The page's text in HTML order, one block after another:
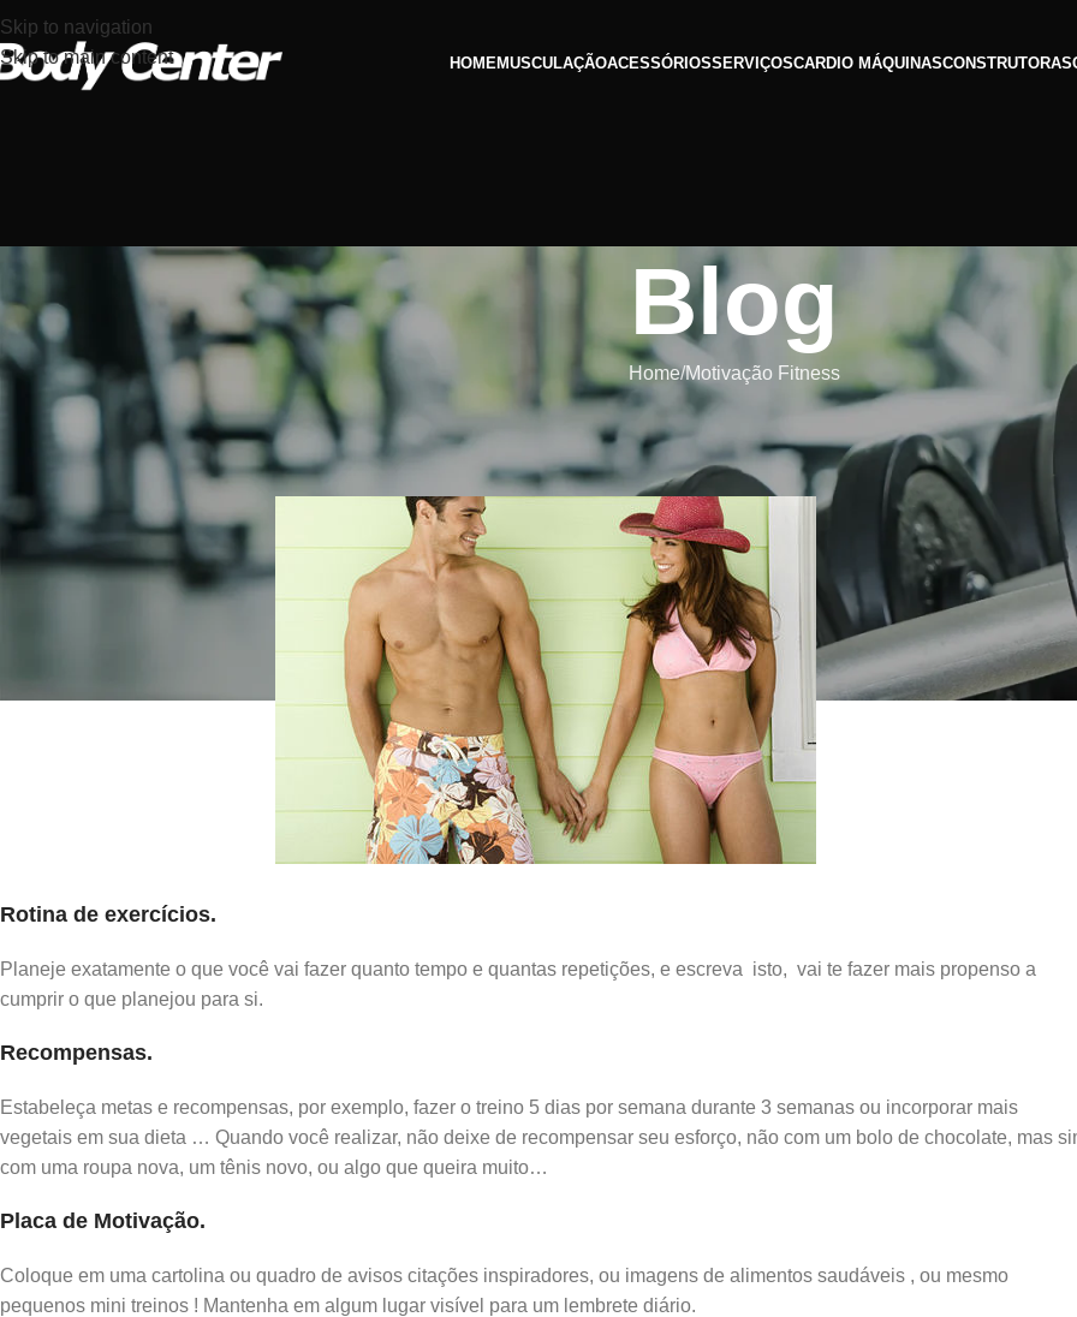
Skip to navigation
Skip to main content
HOMEMUSCULAÇÃOACESSÓRIOSSERVIÇOSCARDIO MÁQUINASCONSTRUTORAS
Blog
Home Motivação Fitness
MOTIVAÇÃO FITNESS
Como se auto motivar para ter uma vida saudavél ?
Roberto Oliveira a 16.02.2018
Rotina de exercícios.
Planeje exatamente o que você vai fazer quanto tempo e quantas repetições, e escreva isto, vai te fazer mais propenso a
cumprir o que planejou para si.
Recompensas.
Estabeleça metas e recompensas, por exemplo, fazer o treino 5 dias por semana durante 3 semanas ou incorporar mais
vegetais em sua dieta … Quando você realizar, não deixe de recompensar seu esforço, não com um bolo de chocolate, mas
com uma roupa nova, um tênis novo, ou algo que queira muito…
Placa de Motivação.
Coloque em uma cartolina ou quadro de avisos citações inspiradores, ou imagens de alimentos saudáveis ​​, ou mesmo
pequenos mini treinos ! Mantenha em algum lugar visível para um lembrete diário.